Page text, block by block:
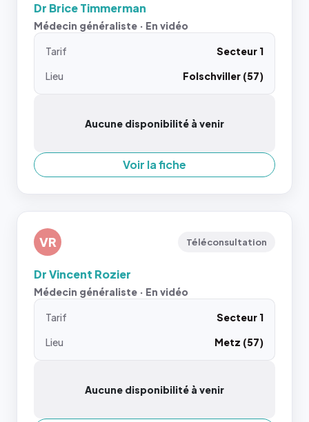
Dr Brice Timmerman
Médecin généraliste · En vidéo
Tarif
Secteur 1
Lieu
Folschviller (57)
Aucune disponibilité à venir
Voir la fiche
VR Téléconsultation
Dr Vincent Rozier
Médecin généraliste · En vidéo
Tarif
Secteur 1
Lieu
Metz (57)
Aucune disponibilité à venir